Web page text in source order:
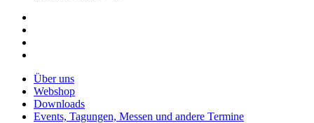
Über uns
Webshop
Downloads
Events, Tagungen, Messen und andere Termine